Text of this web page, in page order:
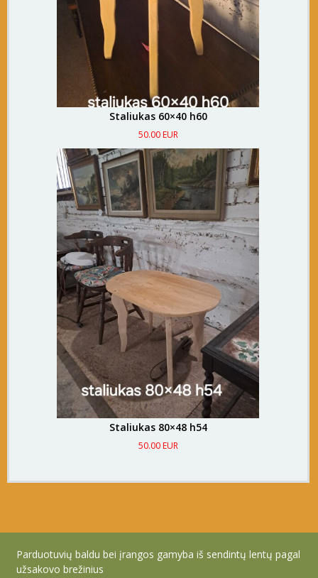
Staliukas 60×40 h60
50.00 EUR
Staliukas 80×48 h54
50.00 EUR
Parduotuvių baldu bei įrangos gamyba iš sendintų lentų pagal
užsakovo brežinius